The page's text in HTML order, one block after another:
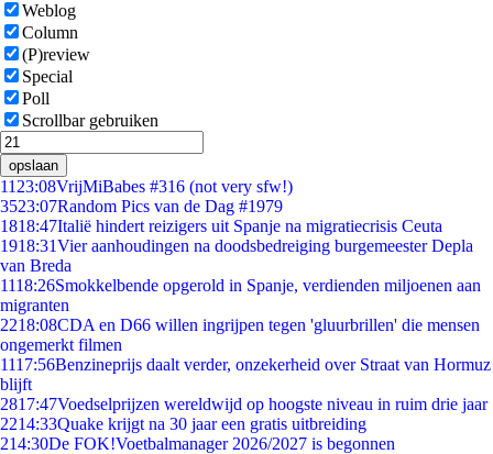
Weblog
Column
(P)review
Special
Poll
Scrollbar gebruiken
opslaan
11 23:08VrijMiBabes #316 (not very sfw!)
3523:07Random Pics van de Dag #1979
1818:47Italië hindert reizigers uit Spanje na migratiecrisis Ceuta
1918:31Vier aanhoudingen na doodsbedreiging burgemeester Depla
van Breda
1118:26Smokkelbende opgerold in Spanje, verdienden miljoenen aan
migranten
2218:08CDA en D66 willen ingrijpen tegen 'gluurbrillen' die mensen
ongemerkt filmen
1117:56Benzineprijs daalt verder, onzekerheid over Straat van Hormuz
blijft
2817:47Voedselprijzen wereldwijd op hoogste niveau in ruim drie jaar
2214:33Quake krijgt na 30 jaar een gratis uitbreiding
214:30De FOK!Voetbalmanager 2026/2027 is begonnen